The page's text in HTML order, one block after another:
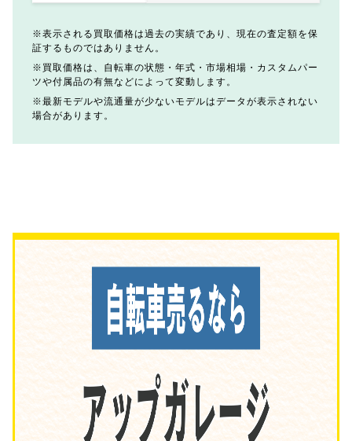
表示される買取価格は過去の実績であり、現在の査定額を保
証するものではありません。
買取価格は、自転車の状態・年式・市場相場・カスタムパー
ツや付属品の有無などによって変動します。
最新モデルや流通量が少ないモデルはデータが表示されない
場合があります。